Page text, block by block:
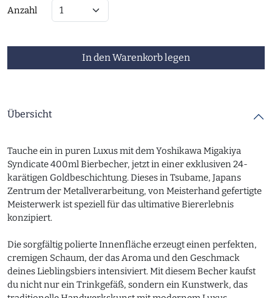
Anzahl
In den Warenkorb legen
Übersicht
Tauche ein in puren Luxus mit dem Yoshikawa Migakiya
Syndicate 400ml Bierbecher, jetzt in einer exklusiven 24-
karätigen Goldbeschichtung. Dieses in Tsubame, Japans
Zentrum der Metallverarbeitung, von Meisterhand gefertigte
Meisterwerk ist speziell für das ultimative Biererlebnis
konzipiert.
Die sorgfältig polierte Innenfläche erzeugt einen perfekten,
cremigen Schaum, der das Aroma und den Geschmack
deines Lieblingsbiers intensiviert. Mit diesem Becher kaufst
du nicht nur ein Trinkgefäß, sondern ein Kunstwerk, das